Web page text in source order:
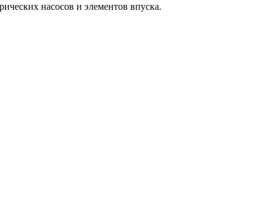
насосов и элементов впуска.